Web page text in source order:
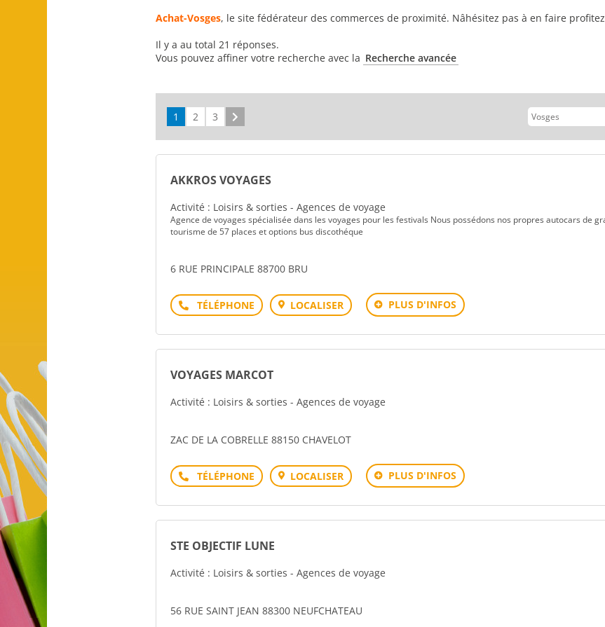
Achat-Vosges, le site fédérateur des commerces de proximité. Nâhésitez pas à en faire
Il y a au total 21 réponses.
Vous pouvez affiner votre recherche avec la Recherche avancée
1 2 3
AKKROS VOYAGES
Activité : Loisirs & sorties - Agences de voyage
Agence de voyages spécialisée dans les voyages pour les festivals Nous possédons nos propres autocars de
tourisme de 57 places et options bus discothéque
6 RUE PRINCIPALE 88700 BRU
Téléphone LOCALISER PLUS D'INFOS
VOYAGES MARCOT
Activité : Loisirs & sorties - Agences de voyage
ZAC DE LA COBRELLE 88150 CHAVELOT
Téléphone LOCALISER PLUS D'INFOS
STE OBJECTIF LUNE
Activité : Loisirs & sorties - Agences de voyage
56 RUE SAINT JEAN 88300 NEUFCHATEAU